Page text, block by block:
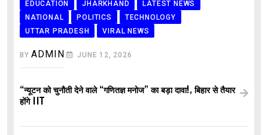
EDUCATION
JHARKHAND
LATEST NEWS
NATIONAL
POLITICS
TECHNOLOGY
UTTAR PRADESH
VIRAL NEWS
BYADMIN JUNE 12, 2026
“न्यूटन को चुनौती देने वाले “गणितज्ञ मनोज” का बड़ा दावा!, बिहार से तैयार
होंगे IIT